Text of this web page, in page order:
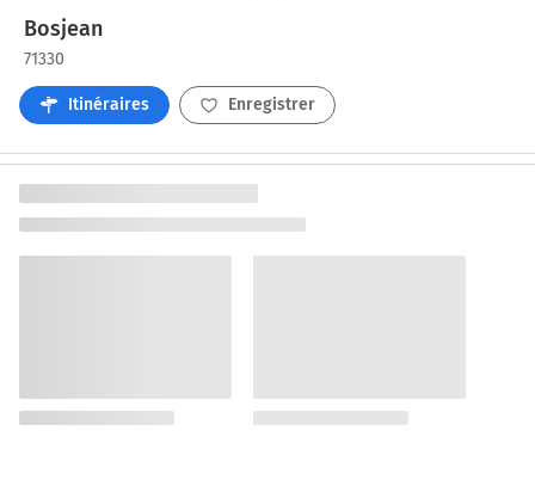
Bosjean
71330
Itinéraires Enregistrer